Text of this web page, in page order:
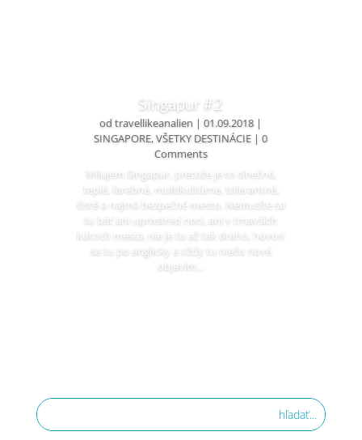
Singapur #2
odtravellikeanalien |01.09.2018 |
SINGAPORE,VŠETKY DESTINÁCIE | 0
Comments
Milujem Singapur, pretože je to slnečné,
teplé, farebné, multikultúrne, tolerantné,
čisté a najmä bezpečné mesto. Nemusíte sa
tu báť ani uprostred noci, ani v tmavších
kútoch mesta, nie je tu až tak draho, hovorí
sa tu po anglicky a vždy tu niečo nové
objavím…